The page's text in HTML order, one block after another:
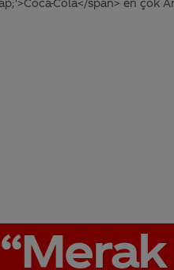
Cola</span> en çok